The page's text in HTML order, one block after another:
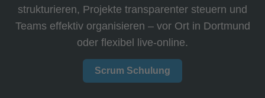
strukturieren, Projekte transparenter steuern und
Teams effektiv organisieren – vor Ort in Dortmund
oder flexibel live-online.
Scrum Schulung